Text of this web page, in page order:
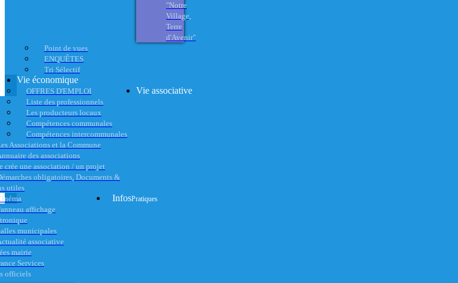
"Notre
Village,
Terre
d'Avenir"
Point de vues
ENQUÊTES
Tri Sélectif
Vie économique
OFFRES D'EMPLOI
Liste des professionnels
Les producteurs locaux
Compétences communales
Compétences intercommunales
Vie associative
Associations et la Commune
des associations
crée une association / un projet
obligatoires, Documents &
utiles
affichage
municipales
associative
InfosPratiques
mairie
Services
officiels